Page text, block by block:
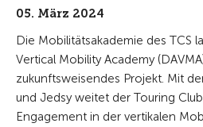
05. März 2024
Die Mobilitätsakademie des TCS
Vertical Mobility Academy
zukunftsweisendes Projekt. Mit
und Jedsy weitet der Touring
Engagement in der vertikalen